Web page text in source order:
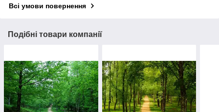
Всі умови повернення
Подібні товари компанії